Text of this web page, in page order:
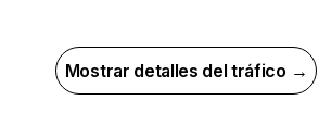
Mostrar detalles del tráfico →